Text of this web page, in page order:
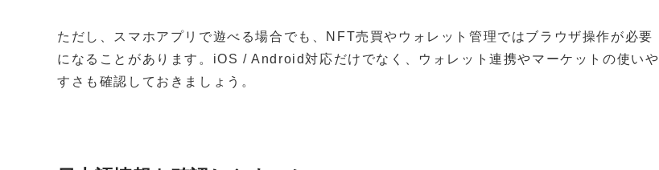
ただし、スマホアプリで遊べる場合でも、NFT売買やウォレット管理ではブラウザ操作が必要
になることがあります。iOS / Android対応だけでなく、ウォレット連携やマーケットの使いや
すさも確認しておきましょう。